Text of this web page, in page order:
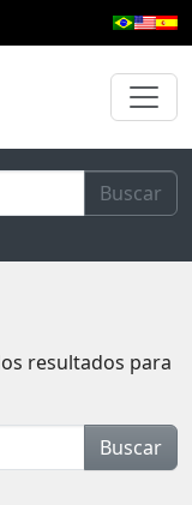
Buscar
resultados para
Buscar